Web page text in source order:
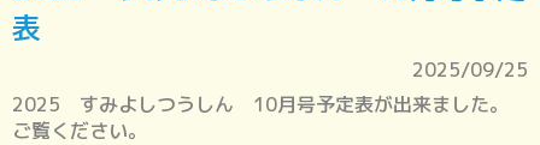
表
2025/09/25
2025 すみよしつうしん 10月号予定表が出来ました。
ご覧ください。